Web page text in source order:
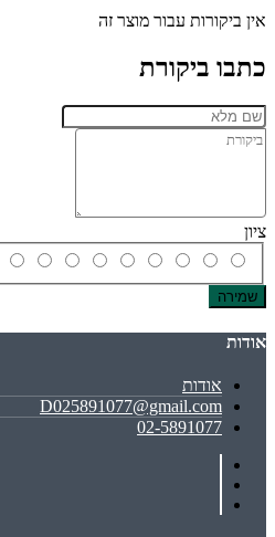
אין ביקורות עבור מוצר זה
כתבו ביקורת
ציון
שמירה
אודות
אודות
D025891077@gmail.com
02-5891077